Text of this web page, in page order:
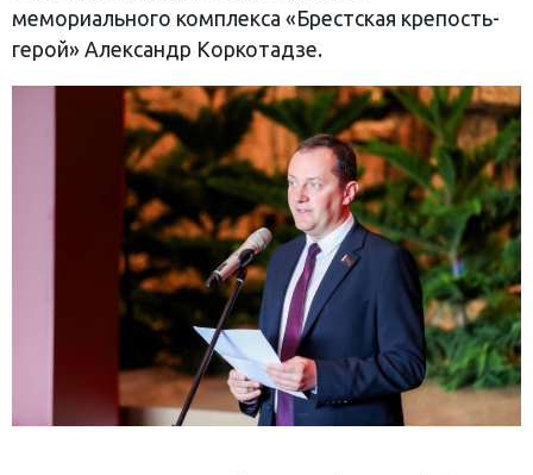
мемориального комплекса «Брестская крепость-
герой» Александр Коркотадзе.